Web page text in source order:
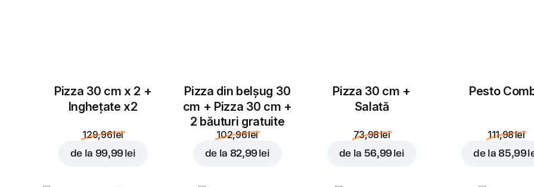
Pizza 30 cm x 2 +
Inghețate x2
129,96 lei
de la 99,99 lei
Pizza din belșug 30
cm + Pizza 30 cm +
2 băuturi gratuite
102,96 lei
de la 82,99 lei
Pizza 30 cm +
Salată
73,98 lei
de la 56,99 lei
Pesto
111,98 lei
de la 85,99